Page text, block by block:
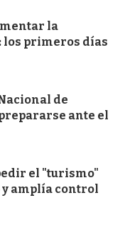
la
los primeros días
de
ante el
el "turismo"
amplía control